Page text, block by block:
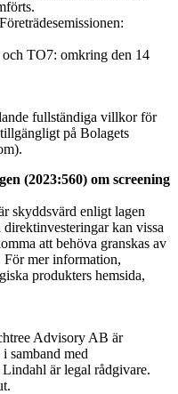
TO7: omkring den 14
fullständiga villkor för
på Bolagets
(2023:560) om screening
skyddsvärd enligt lagen
kan vissa
att behöva granskas av
För mer information,
produkters hemsida,
Advisory AB är
samband med
är legal rådgivare.